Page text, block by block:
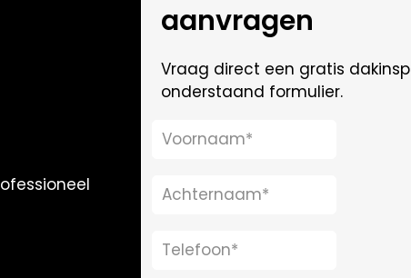
aanvragen
Vraag direct een gratis
onderstaand formulier.